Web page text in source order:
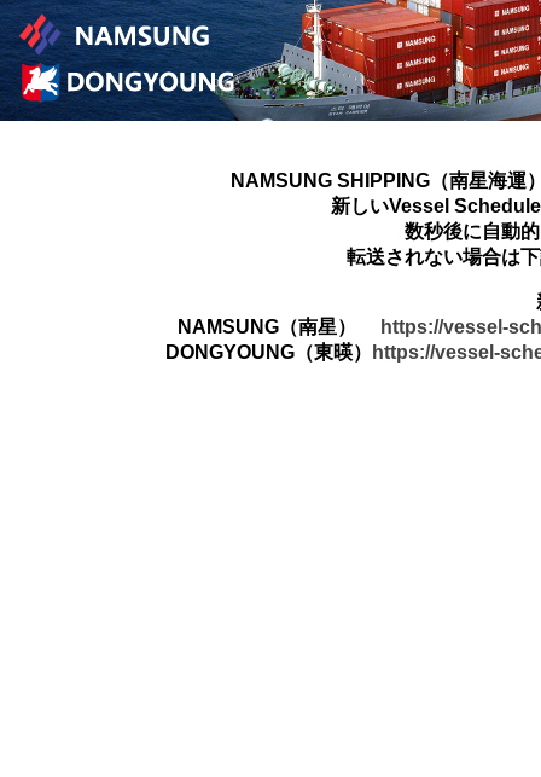
NAMSUNG SHIPPING（南星海運
新しいVessel
数秒後に自動
転送されない場合は
NAMSUNG（南星）
https://vessel-
DONGYOUNG（東暎）
https://vessel-